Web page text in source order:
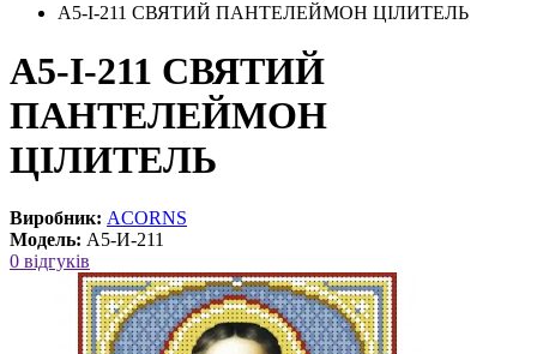
А5-І-211 СВЯТИЙ ПАНТЕЛЕЙМОН ЦІЛИТЕЛЬ
А5-І-211 СВЯТИЙ
ПАНТЕЛЕЙМОН
ЦІЛИТЕЛЬ
Виробник: ACORNS
Модель: А5-И-211
0 відгуків